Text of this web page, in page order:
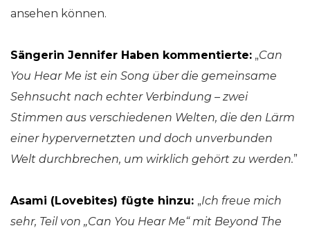
ansehen können.
Sängerin Jennifer Haben kommentierte: „Can
You Hear Me ist ein Song über die gemeinsame
Sehnsucht nach echter Verbindung – zwei
Stimmen aus verschiedenen Welten, die den Lärm
einer hypervernetzten und doch unverbunden
Welt durchbrechen, um wirklich gehört zu werden.”
Asami (Lovebites) fügte hinzu: „Ich freue mich
sehr, Teil von „Can You Hear Me“ mit Beyond The